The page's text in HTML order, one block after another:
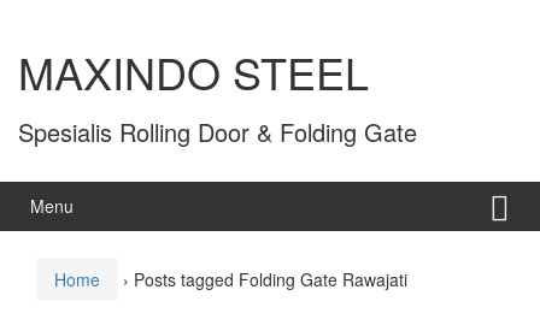
MAXINDO STEEL
Spesialis Rolling Door & Folding Gate
Menu
Home › Posts tagged Folding Gate Rawajati